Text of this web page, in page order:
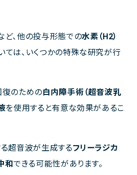
ク
わせは
日 11～13時、14～18時]
ど、他の投与形態での水素（H2）
ては、いくつかの特殊な研究が行
復のための白内障手術（超音波乳
を使用すると有意な効果があるこ
超音波が生成するフリーラジカ
和できる可能性があります。